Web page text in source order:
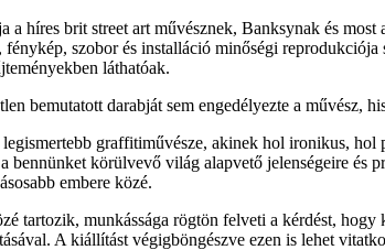
híres brit street art művésznek, Banksynak és
szobor és installáció minőségi
láthatóak.
bemutatott darabját sem engedélyezte a művész,
graffitiművésze, akinek hol ironikus,
bennünket körülvevő világ alapvető jelenségeire
embere közé.
tartozik, munkássága rögtön felveti a kérdést,
A kiállítást végigböngészve ezen is lehet